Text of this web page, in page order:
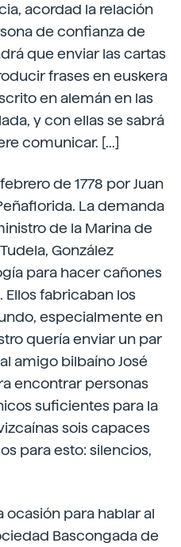
acordad la relación
de confianza de
que enviar las cartas
frases en euskera
en alemán en las
y con ellas se sabrá
comunicar. [...]
de 1778 por Juan
La demanda
de la Marina de
González
para hacer cañones
Ellos fabricaban los
especialmente en
quería enviar un par
amigo bilbaíno José
encontrar personas
suficientes para la
sois capaces
para esto: silencios,
para hablar al
Bascongada de